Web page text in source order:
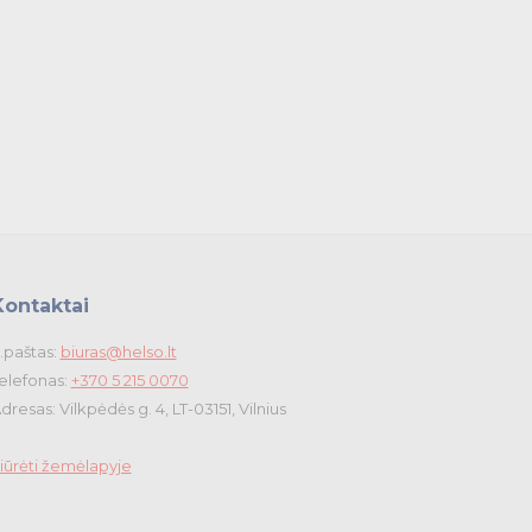
biuras@helso.lt
+370 5 215 0070
Vilkpėdės g. 4, LT-03151, Vilnius
žemėlapyje